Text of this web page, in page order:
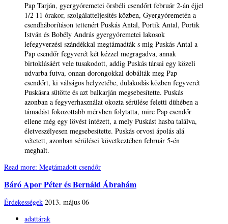
Pap Tarján, gyergyóremetei örsbéli csendőrt február 2-án éjjel
1/2 11 órakor, szolgálatteljesítés közben, Gyergyóremetén a
csendháborításon tettenért Puskás Antal, Portik Antal, Portik
István és Bobély András gyergyóremetei lakosok
lefegyverzési szándékkal megtámadták s mig Puskás Antal a
Pap csendőr fegyverét két kézzel megragadva, annak
birtoklásáért vele tusakodott, addig Puskás társai egy közeli
udvarba futva, onnan dorongokkal dobálták meg Pap
csendőrt, ki válságos helyzetébe, dulakodás közben fegyverét
Puskásra sütötte és azt balkarján megsebesítette. Puskás
azonban a fegyverhasználat okozta sérülése feletti dühében a
támadást fokozottabb mérvben folytatta, mire Pap csendőr
ellene még egy lövést intézett, a mely Puskást hasba találva,
életveszélyesen megsebesitette. Puskás orvosi ápolás alá
vétetett, azonban sérülései következtében február 5-én
meghalt.
Read more: Megtámadott csendőr
Báró Apor Péter és Bernáld Ábrahám
Érdekességek 2013. május 06
adattárak